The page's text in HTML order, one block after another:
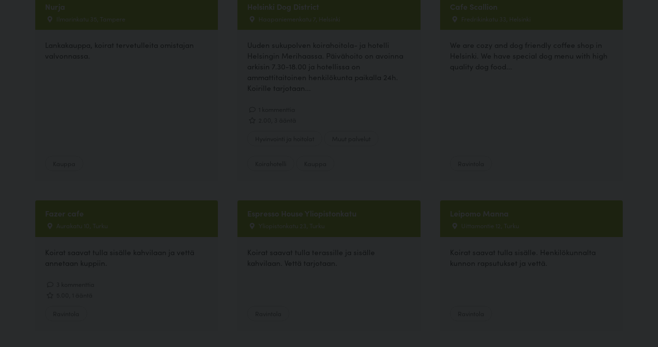
Nurja
Ilmarinkatu 35, Tampere
Lankakauppa, koirat tervetulleita omistajan
valvonnassa.
Helsinki Dog District
Haapaniemenkatu 7, Helsinki
Uuden sukupolven koirahoitola- ja hotelli
Helsingin Merihaassa. Päivähoito on avoinna
arkisin 7.30-18.00 ja hotellissa on
ammattitaitoinen henkilökunta paikalla 24h.
Koirille tarjotaan...
Cafe Scallion
Fredrikinkatu 33, Helsinki
We are cozy and dog friendly coffee shop in
Helsinki. We have special dog menu with high
quality dog food...
Fazer cafe
Aurakatu 10, Turku
Koirat saavat tulla sisälle kahvilaan ja vettä
annetaan kuppiin.
Espresso House Yliopistonkatu
Yliopistonkatu 23, Turku
Koirat saavat tulla terassille ja sisälle
kahvilaan. Vettä tarjotaan.
Leipomo Manna
Uittamontie 12, Turku
Koirat saavat tulla sisälle. Henkilökunnalta
kunnon rapsutukset ja vettä.